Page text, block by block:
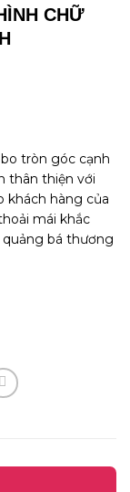
CHỮ
tròn góc cạnh
thân thiện với
khách hàng của
mái khắc
bá thương